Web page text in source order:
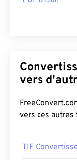
vers
vers ces autres
TIF